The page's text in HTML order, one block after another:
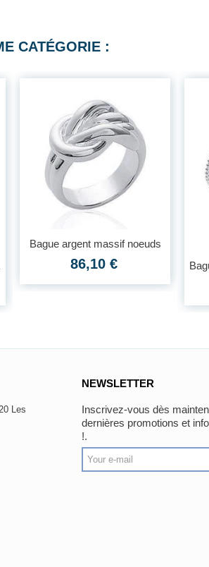
CATÉGORIE :
Bague argent massif noeuds
en...
86,10 €
Les
NEWSLETTER
Inscrivez-vous dès
dernières promotions et
!.